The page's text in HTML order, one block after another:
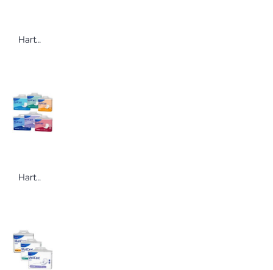
Hartmann Peha®-instrument Iris-Schere Einmalinstrument
Hartmann MoliCare® premium Form